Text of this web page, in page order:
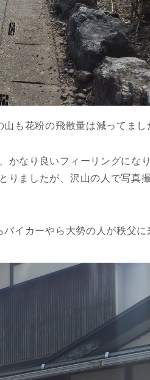
も花粉の飛散量は減ってまし
かなり良いフィーリングにな
りましたが、沢山の人で写真
イカーやら大勢の人が秩父に